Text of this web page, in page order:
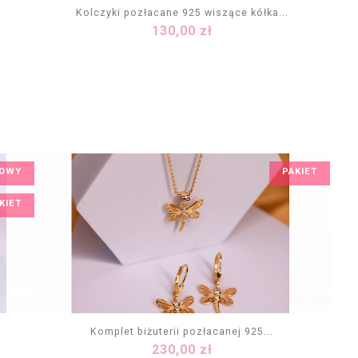
Kolczyki pozłacane 925 wiszące kółka...
Cena
130,00 zł
DODAJ DO KOSZYKA
Komplet biżuterii pozłacanej 925...
Cena
230,00 zł
PAKIET